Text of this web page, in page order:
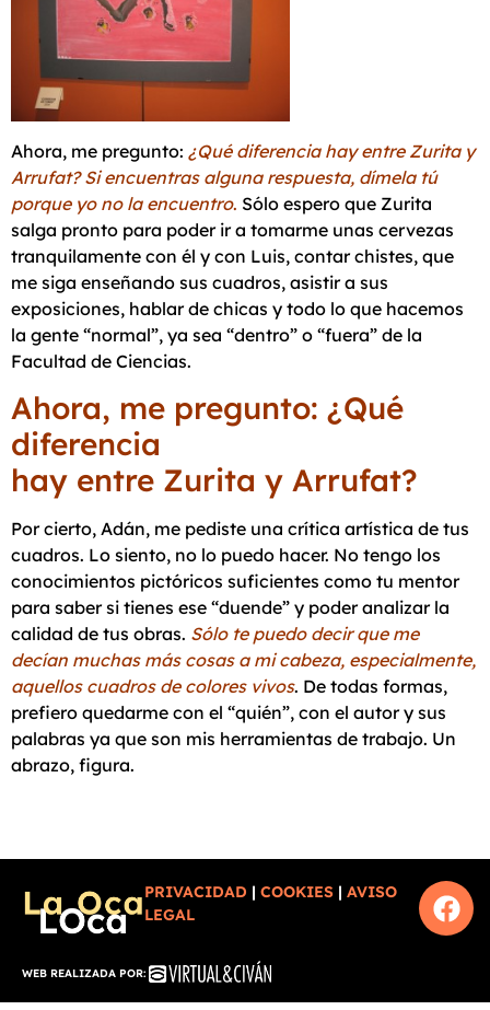
Ahora, me pregunto: ¿Qué diferencia hay entre Zurita y
Arrufat? Si encuentras alguna respuesta, dímela tú
porque yo no la encuentro. Sólo espero que Zurita
salga pronto para poder ir a tomarme unas cervezas
tranquilamente con él y con Luis, contar chistes, que
me siga enseñando sus cuadros, asistir a sus
exposiciones, hablar de chicas y todo lo que hacemos
la gente “normal”, ya sea “dentro” o “fuera” de la
Facultad de Ciencias.
Ahora, me pregunto: ¿Qué
hay entre Zurita y Arrufat?
Por cierto, Adán, me pediste una crítica artística de tus
cuadros. Lo siento, no lo puedo hacer. No tengo los
conocimientos pictóricos suficientes como tu mentor
para saber si tienes ese “duende” y poder analizar la
calidad de tus obras. Sólo te puedo decir que me
decían muchas más cosas a mi cabeza, especialmente,
aquellos cuadros de colores vivos. De todas formas,
prefiero quedarme con el “quién”, con el autor y sus
palabras ya que son mis herramientas de trabajo. Un
abrazo, figura.
PRIVACIDAD | COOKIES | AVISO
LEGAL
WEB REALIZADA POR: